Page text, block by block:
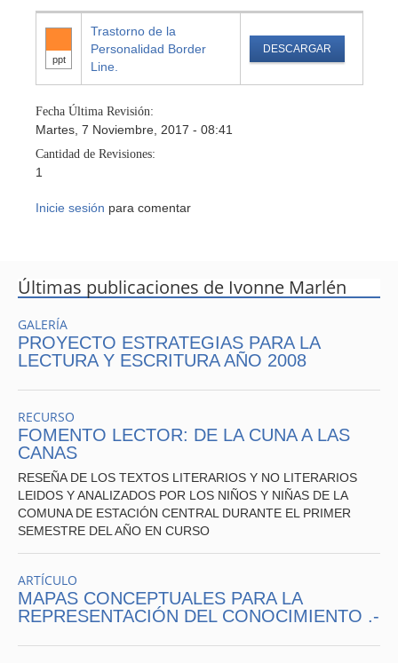
ppt
Trastorno de la
Personalidad Border
Line.
DESCARGAR
Fecha Última Revisión:
Martes, 7 Noviembre, 2017 - 08:41
Cantidad de Revisiones:
1
Inicie sesión para comentar
Últimas publicaciones de Ivonne Marlén
GALERÍA
PROYECTO ESTRATEGIAS PARA LA
LECTURA Y ESCRITURA AÑO 2008
RECURSO
FOMENTO LECTOR: DE LA CUNA A LAS
CANAS
RESEÑA DE LOS TEXTOS LITERARIOS Y NO LITERARIOS
LEIDOS Y ANALIZADOS POR LOS NIÑOS Y NIÑAS DE LA
COMUNA DE ESTACIÓN CENTRAL DURANTE EL PRIMER
SEMESTRE DEL AÑO EN CURSO
ARTÍCULO
MAPAS CONCEPTUALES PARA LA
REPRESENTACIÓN DEL CONOCIMIENTO .-